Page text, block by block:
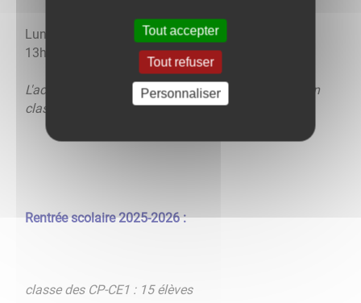
Lundi, mardi, jeudi et vendredi de 8h30 à 12h et de
13h30 à 16h.
L'accueil des enfants se fait 10 min avant l'entrée en
classe, soit 8h20 et 13h20.
Rentrée scolaire 2025-2026 :
classe des CP-CE1 : 15 élèves
Tout accepter
Tout refuser
Personnaliser